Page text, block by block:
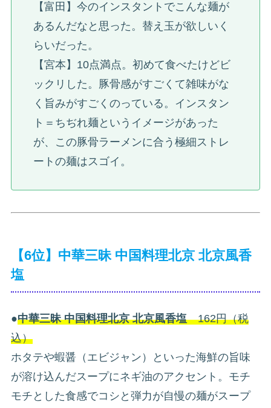
【富田】今のインスタントでこんな麺が
あるんだなと思った。替え玉が欲しいく
らいだった。
【宮本】10点満点。初めて食べたけどビ
ックリした。豚骨感がすごくて雑味がな
く旨みがすごくのっている。インスタン
ト＝ちぢれ麺というイメージがあった
が、この豚骨ラーメンに合う極細ストレ
ートの麺はスゴイ。
【6位】中華三昧 中国料理北京 北京風香
塩
●中華三昧 中国料理北京 北京風香塩162円（税
込）
ホタテや蝦醤（エビジャン）といった海鮮の旨味
が溶け込んだスープにネギ油のアクセント。モチ
モチとした食感でコシと弾力が自慢の麺がスープ